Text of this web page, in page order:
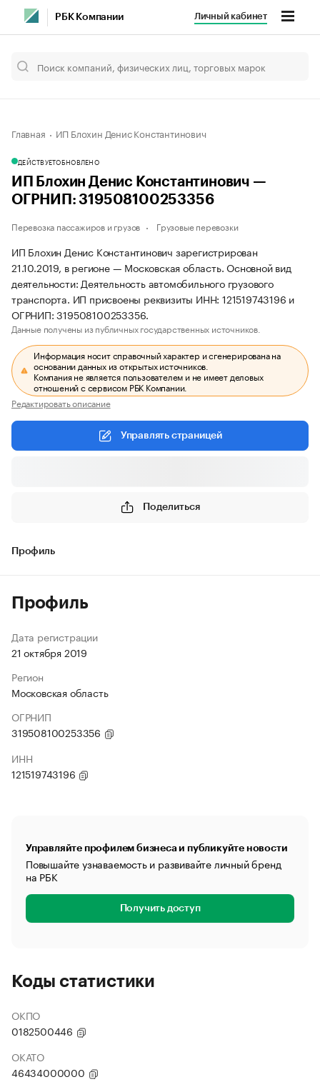
РБК Компании Личный кабинет
Главная ИП Блохин Денис Константинович
ДЕЙСТВУЕТОБНОВЛЕНО
ИП Блохин Денис Константинович —
ОГРНИП: 319508100253356
Перевозка пассажиров и грузов Грузовые перевозки
ИП Блохин Денис Константинович зарегистрирован
21.10.2019, в регионе — Московская область. Основной вид
деятельности: Деятельность автомобильного грузового
транспорта. ИП присвоены реквизиты ИНН: 121519743196 и
ОГРНИП: 319508100253356.
Данные получены из публичных государственных источников.
Информация носит справочный характер и сгенерирована на
основании данных из открытых источников.
Компания не является пользователем и не имеет деловых
отношений с сервисом РБК Компании.
Редактировать описание
Управлять страницей
Поделиться
Профиль
Профиль
Дата регистрации
21 октября 2019
Регион
Московская область
ОГРНИП
319508100253356
ИНН
121519743196
Управляйте профилем бизнеса и публикуйте новости
Повышайте узнаваемость и развивайте личный бренд
на РБК
Получить доступ
Коды статистики
ОКПО
0182500446
ОКАТО
46434000000